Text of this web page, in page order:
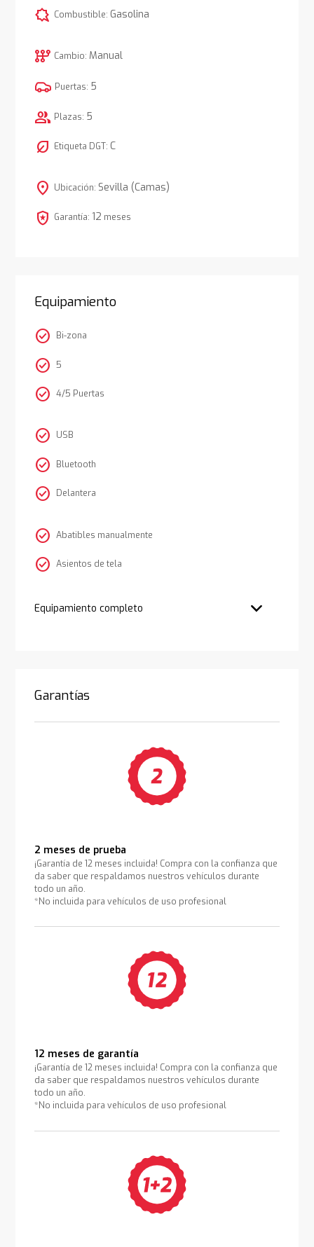
comic_bubble Combustible: Gasolina
auto_transmission Cambio: Manual
Puertas: 5
group Plazas: 5
nest_eco_leaf Etiqueta DGT: C
location_on Ubicación: Sevilla (Camas)
local_police Garantía: 12 meses
Equipamiento
check_circle Bi-zona
check_circle 5
check_circle 4/5 Puertas
check_circle USB
check_circle Bluetooth
check_circle Delantera
check_circle Abatibles manualmente
check_circle Asientos de tela
Equipamiento completo
Garantías
2 meses de prueba
¡Garantía de 12 meses incluida! Compra con la confianza que
da saber que respaldamos nuestros vehículos durante
todo un año.
*No incluida para vehículos de uso profesional
12 meses de garantía
¡Garantía de 12 meses incluida! Compra con la confianza que
da saber que respaldamos nuestros vehículos durante
todo un año.
*No incluida para vehículos de uso profesional